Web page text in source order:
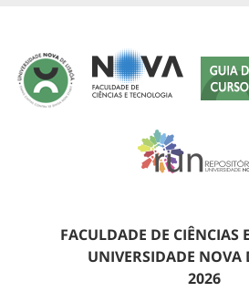
FACULDADE DE CIÊNCIAS
UNIVERSIDADE NOVA
2026